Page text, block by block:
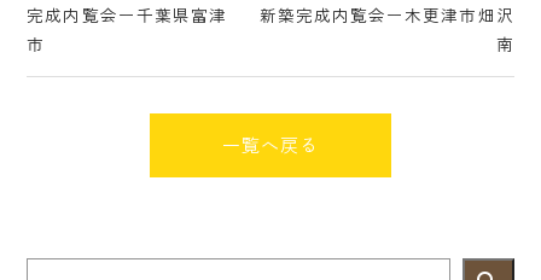
完成内覧会ー千葉県富津
市
新築完成内覧会ー木更津市畑沢
南
一覧へ戻る